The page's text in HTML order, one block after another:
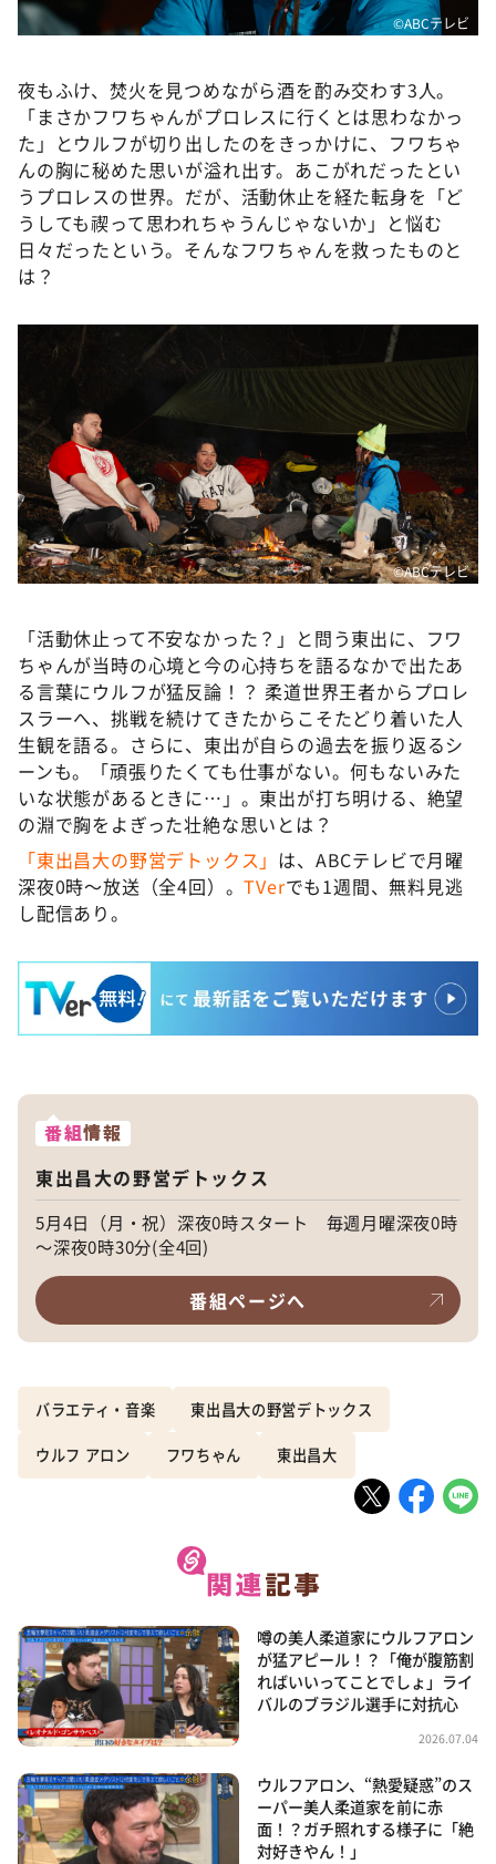
©ABCテレビ
夜もふけ、焚火を見つめながら酒を酌み交わす3人。
「まさかフワちゃんがプロレスに行くとは思わなかっ
た」とウルフが切り出したのをきっかけに、フワちゃ
んの胸に秘めた思いが溢れ出す。あこがれだったとい
うプロレスの世界。だが、活動休止を経た転身を「ど
うしても禊って思われちゃうんじゃないか」と悩む
日々だったという。そんなフワちゃんを救ったものと
は？
©ABCテレビ
「活動休止って不安なかった？」と問う東出に、フワ
ちゃんが当時の心境と今の心持ちを語るなかで出たあ
る言葉にウルフが猛反論！？ 柔道世界王者からプロレ
スラーへ、挑戦を続けてきたからこそたどり着いた人
生観を語る。さらに、東出が自らの過去を振り返るシ
ーンも。「頑張りたくても仕事がない。何もないみた
いな状態があるときに…」。東出が打ち明ける、絶望
の淵で胸をよぎった壮絶な思いとは？
「東出昌大の野営デトックス」 は、ABCテレビで月曜
深夜0時～放送（全4回）。TVerでも1週間、無料見逃
し配信あり。
番組情報
東出昌大の野営デトックス
5月4日（月・祝）深夜0時スタート 毎週月曜深夜0時
～深夜0時30分(全4回)
番組ページへ
バラエティ・音楽 東出昌大の野営デトックス
ウルフ アロン フワちゃん 東出昌大
噂の美人柔道家にウルフアロン
が猛アピール！？「俺が腹筋割
ればいいってことでしょ」ライ
バルのブラジル選手に対抗心
2026.07.04
ウルフアロン、“熱愛疑惑”のス
ーパー美人柔道家を前に赤
面！？ガチ照れする様子に「絶
対好きやん！」